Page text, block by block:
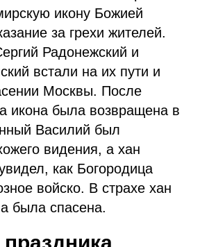
икону Божией
за грехи жителей.
Радонежский и
встали на их пути и
Москвы. После
икона была возвращена в
Василий был
видения, а хан
как Богородица
войско. В страхе хан
была спасена.